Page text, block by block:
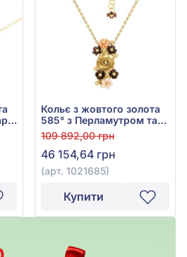
Кольє з жовтого золота
585° з Перламутром та
Чорним Перламутром,
арт. 1021685
109 892,00 грн
46 154,64 грн
(арт. 1021685)
Купити